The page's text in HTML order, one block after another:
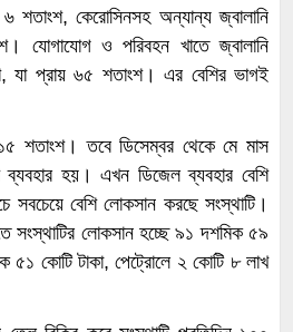
কেরোসিনসহ অন্যান্য জ্বালানি
যোগাযোগ ও পরিবহন খাতে জ্বালানি
যা প্রায় ৬৫ শতাংশ। এর বেশির ভাগই
শতাংশ। তবে ডিসেম্বর থেকে মে মাস
ব্যবহার হয়। এখন ডিজেল ব্যবহার বেশি
সবচেয়ে বেশি লোকসান করছে সংস্থাটি।
সংস্থাটির লোকসান হচ্ছে ৯১ দশমিক ৫৯
৫১ কোটি টাকা, পেট্রোলে ২ কোটি ৮ লাখ